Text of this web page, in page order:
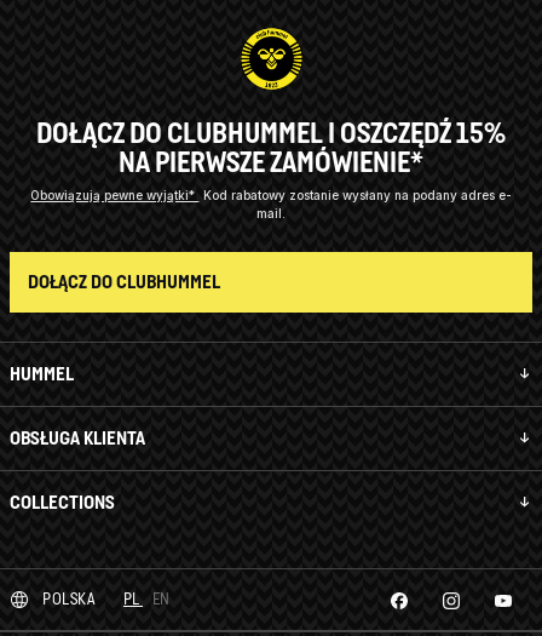
HUMMEL
OBSŁUGA KLIENTA
COLLECTIONS
DOŁĄCZ DO CLUBHUMMEL I OSZCZĘDŹ 15%
NA PIERWSZE ZAMÓWIENIE*
Obowiązują pewne wyjątki*
Kod rabatowy zostanie wysłany na podany adres e-
mail.
DOŁĄCZ DO CLUBHUMMEL
POLSKA PL EN